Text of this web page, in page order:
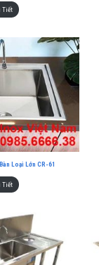
Tiết
Loại Lớn CR-61
Tiết